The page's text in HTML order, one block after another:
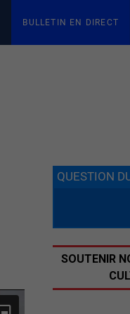
BULLETIN EN DIRECT
QUESTION
SOUTENIR